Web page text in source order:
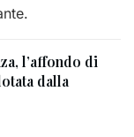
l’affondo di
dalla